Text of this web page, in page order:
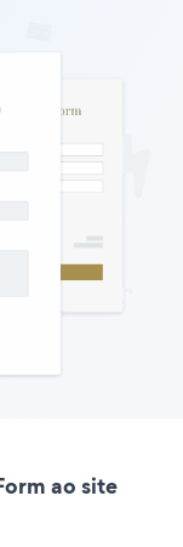
ao site